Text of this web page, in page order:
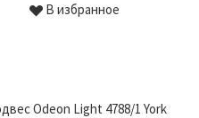
В избранное
Odeon Light 4788/1 York